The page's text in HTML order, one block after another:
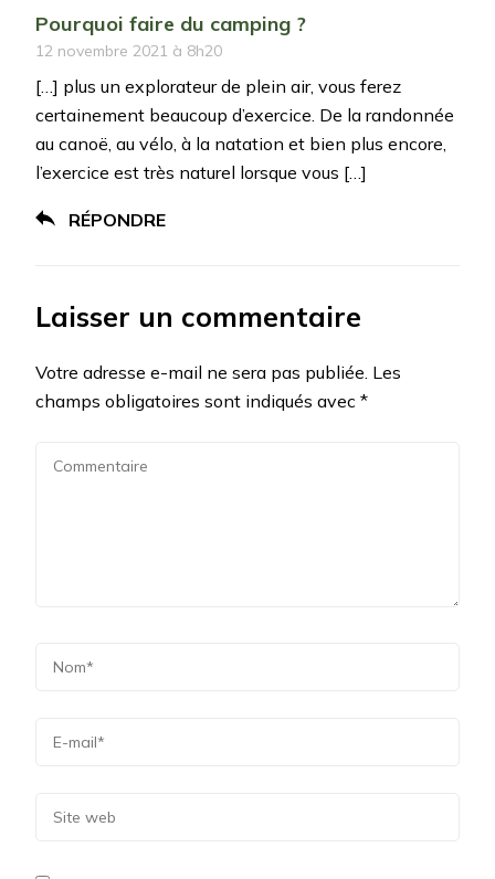
Pourquoi faire du camping ?
12 novembre 2021 à 8h20
[…] plus un explorateur de plein air, vous ferez
certainement beaucoup d’exercice. De la randonnée
au canoë, au vélo, à la natation et bien plus encore,
l’exercice est très naturel lorsque vous […]
RÉPONDRE
Laisser un commentaire
Votre adresse e-mail ne sera pas publiée. Les
champs obligatoires sont indiqués avec *